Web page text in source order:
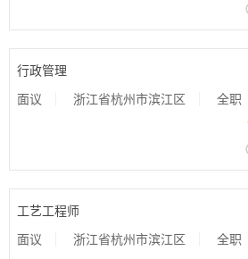
行政管理
面议 浙江省杭州市滨江区 全职
工艺工程师
面议 浙江省杭州市滨江区 全职